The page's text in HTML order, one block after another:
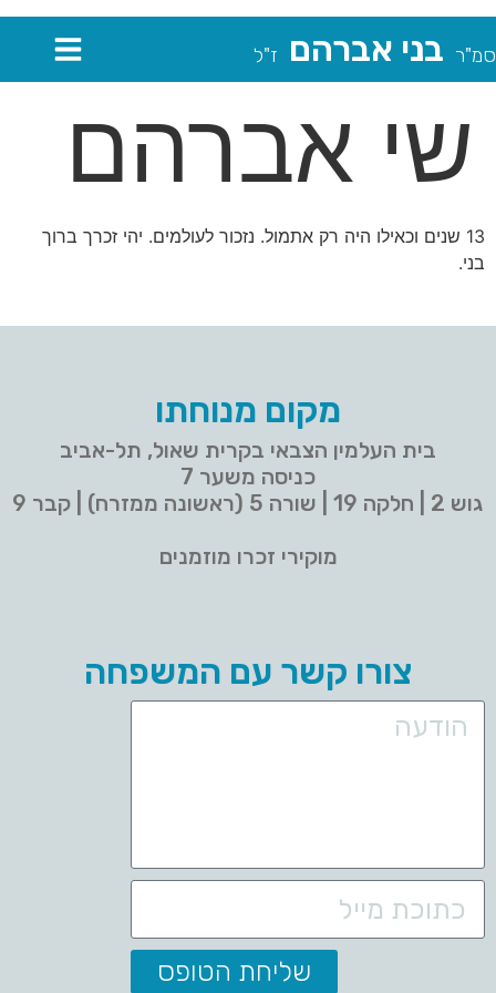
סמ"ר בני אברהם ז"ל
שי אברהם
13 שנים וכאילו היה רק אתמול. נזכור לעולמים. יהי זכרך ברוך
בני.
מקום מנוחתו
בית העלמין הצבאי בקרית שאול, תל-אביב
כניסה משער 7
גוש 2 | חלקה 19 | שורה 5 (ראשונה ממזרח) | קבר 9
מוקירי זכרו מוזמנים
צורו קשר עם המשפחה
שליחת הטופס